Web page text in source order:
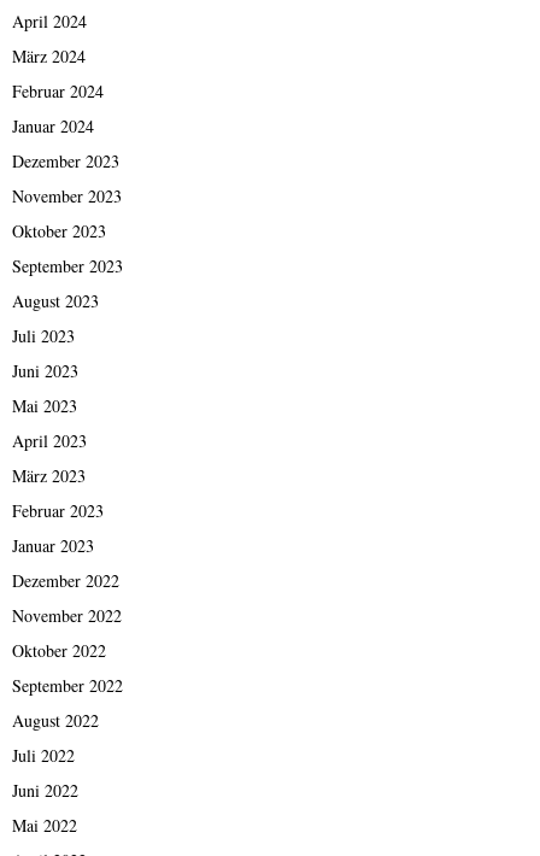
April 2024
März 2024
Februar 2024
Januar 2024
Dezember 2023
November 2023
Oktober 2023
September 2023
August 2023
Juli 2023
Juni 2023
Mai 2023
April 2023
März 2023
Februar 2023
Januar 2023
Dezember 2022
November 2022
Oktober 2022
September 2022
August 2022
Juli 2022
Juni 2022
Mai 2022